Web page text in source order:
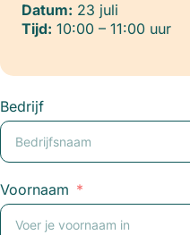
Datum: 23 juli
Tijd: 10:00 – 11:00 uur
Bedrijf
Voornaam